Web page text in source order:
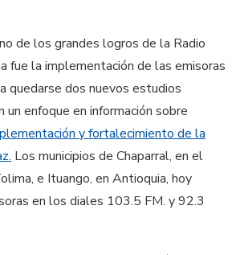
de los grandes logros de la Radio
fue la implementación de las emisoras
quedarse dos nuevos estudios
un enfoque en información sobre
y fortalecimiento de la
Los municipios de Chaparral, en el
e Ituango, en Antioquia, hoy
en los diales 103.5 FM. y 92.3